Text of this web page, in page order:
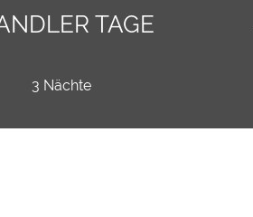
TAGE
3 Nächte